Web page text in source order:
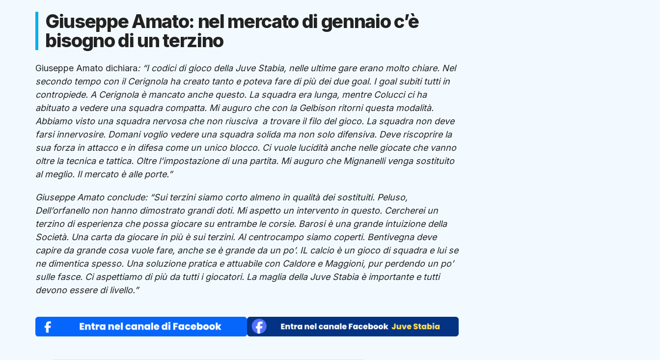
Giuseppe Amato: nel mercato di gennaio c’è
bisogno di un terzino
Giuseppe Amato dichiara: “I codici di gioco della Juve Stabia, nelle ultime gare erano molto chiare. Nel
secondo tempo con il Cerignola ha creato tanto e poteva fare di più dei due goal. I goal subiti tutti in
contropiede. A Cerignola è mancato anche questo. La squadra era lunga, mentre Colucci ci ha
abituato a vedere una squadra compatta. Mi auguro che con la Gelbison ritorni questa modalità.
Abbiamo visto una squadra nervosa che non riusciva a trovare il filo del gioco. La squadra non deve
farsi innervosire. Domani voglio vedere una squadra solida ma non solo difensiva. Deve riscoprire la
sua forza in attacco e in difesa come un unico blocco. Ci vuole lucidità anche nelle giocate che vanno
oltre la tecnica e tattica. Oltre l’impostazione di una partita. Mi auguro che Mignanelli venga sostituito
al meglio. Il mercato è alle porte.”
Giuseppe Amato conclude: “Sui terzini siamo corto almeno in qualità dei sostituiti. Peluso,
Dell’orfanello non hanno dimostrato grandi doti. Mi aspetto un intervento in questo. Cercherei un
terzino di esperienza che possa giocare su entrambe le corsie. Barosi è una grande intuizione della
Società. Una carta da giocare in più è sui terzini. Al centrocampo siamo coperti. Bentivegna deve
capire da grande cosa vuole fare, anche se è grande da un po’. IL calcio è un gioco di squadra e lui se
ne dimentica spesso. Una soluzione pratica e attuabile con Caldore e Maggioni, pur perdendo un po’
sulle fasce. Ci aspettiamo di più da tutti i giocatori. La maglia della Juve Stabia è importante e tutti
devono essere di livello.”